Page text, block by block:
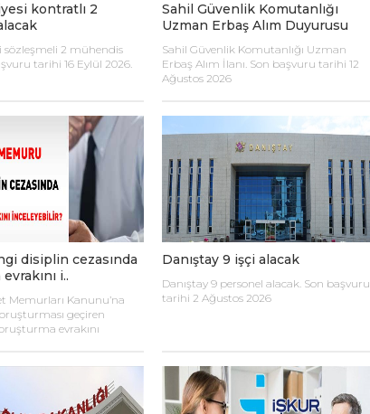
haber” açıklaması
Valisine tepki gösterdi
paniği
kontratlı 2
sözleşmeli 2 mühendis
tarihi 16 Eylül 2026.
Sahil Güvenlik Komutanlığı
Uzman Erbaş Alım Duyurusu
Sahil Güvenlik Komutanlığı Uzman
Erbaş Alım İlanı. Son başvuru tarihi 12
Ağustos 2026
disiplin cezasında
i..
Memurları Kanunu’na
geçiren
evrakını
çıkarma için açıkça
disiplin cezalarında
Danıştay 9 işçi alacak
Danıştay 9 personel alacak. Son başvuru
tarihi 2 Ağustos 2026